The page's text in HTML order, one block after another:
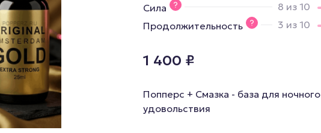
Расслабляющая смазка
Обезболивающая смазка
Смазка для фистинга
Силиконовая смазка
Дилдо
Сила
8 из 10
Продолжительность
3 из 10
1 400 ₽
Попперс + Смазка - база для ночного
удовольствия